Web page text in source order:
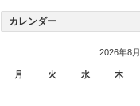
カレンダー
2026年8月
月 火 水 木